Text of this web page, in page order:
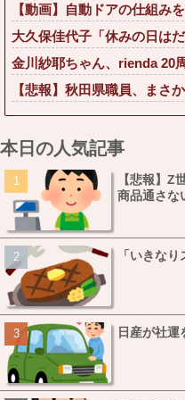
【動画】自動ドアの仕組み
大久保佳代子「休みの日は
金川紗耶ちゃん、rienda 20
【悲報】秋田県職員、まさ
本日の人気記事
【悲報】Z
商品通さな
「いきな
日産が社運